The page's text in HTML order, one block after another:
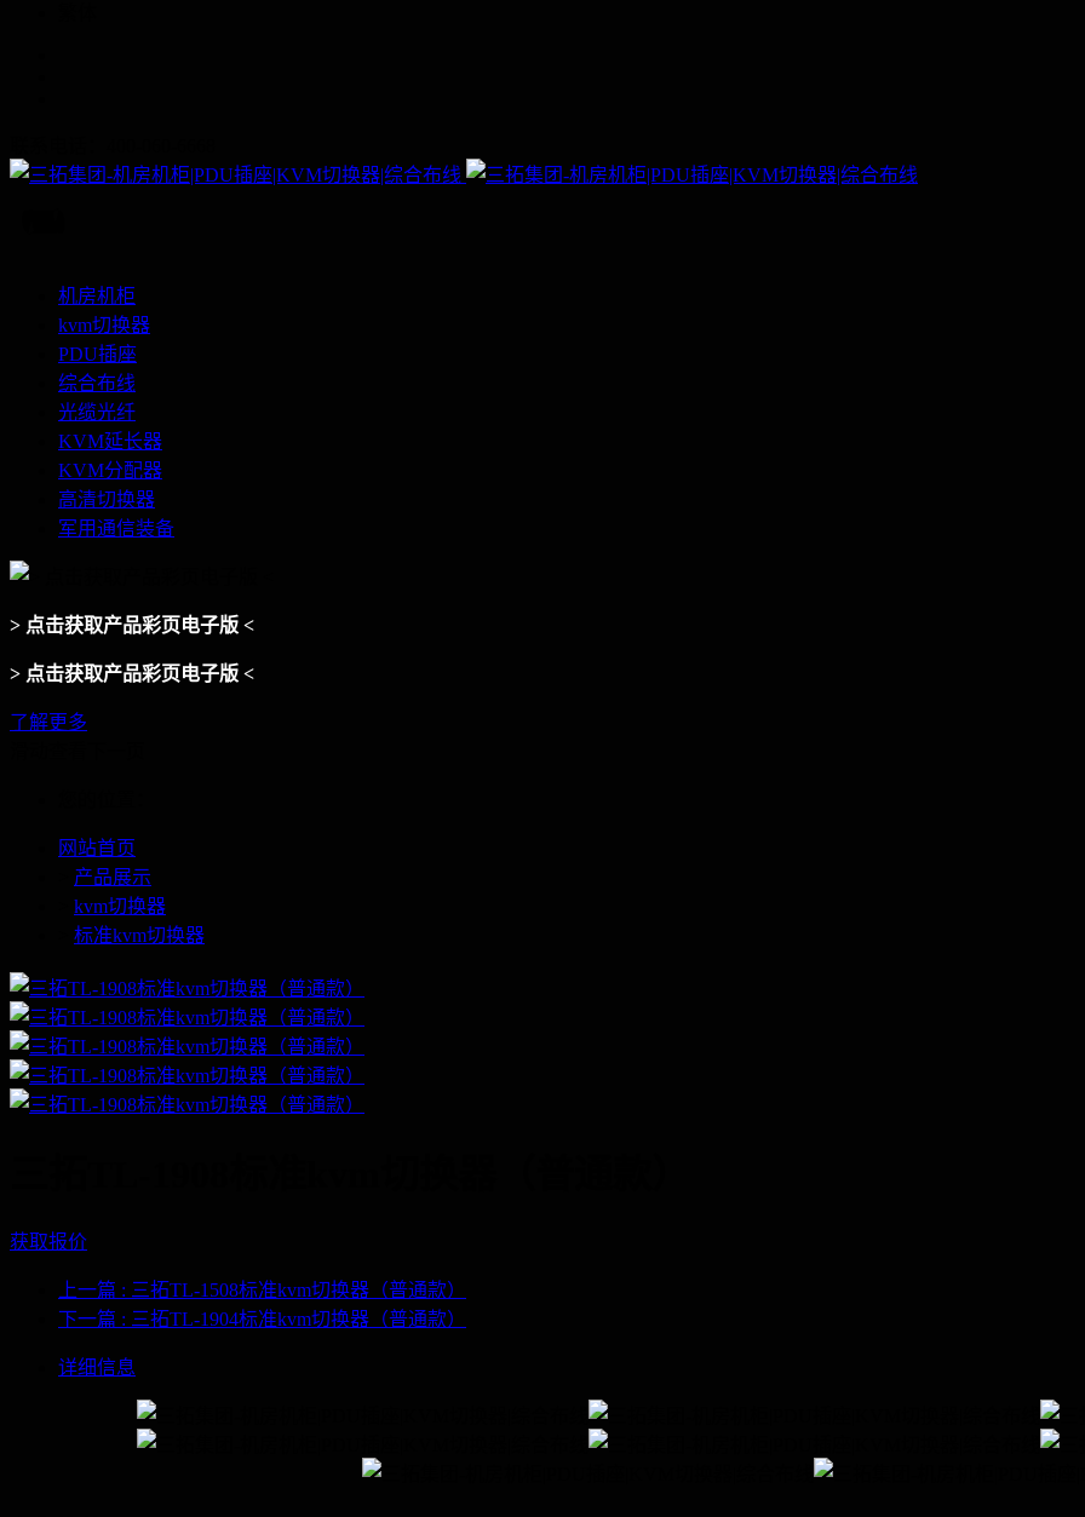
机房机柜
kvm切换器
PDU插座
综合布线
光缆光纤
KVM延长器
KVM分配器
高清切换器
军用通信装备
> 点击获取产品彩页电子版 <
> 点击获取产品彩页电子版 <
了解更多
网站首页
产品展示
kvm切换器
标准kvm切换器
获取报价
上一篇 : 三拓TL-1508标准kvm切换器（普通款）
下一篇 : 三拓TL-1904标准kvm切换器（普通款）
详细信息